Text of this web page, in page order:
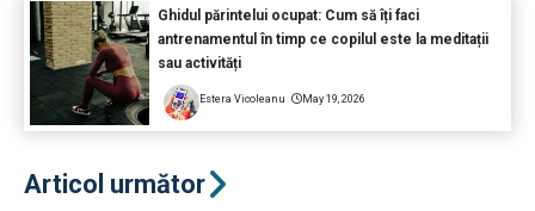
Ghidul părintelui ocupat: Cum să îți faci
antrenamentul în timp ce copilul este la meditații
sau activități
Estera Vicoleanu May 19, 2026
Articol următor